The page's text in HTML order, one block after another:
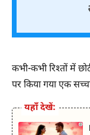
कभी-कभी रिश्तों में
पर किया गया एक
यहाँ देखें: